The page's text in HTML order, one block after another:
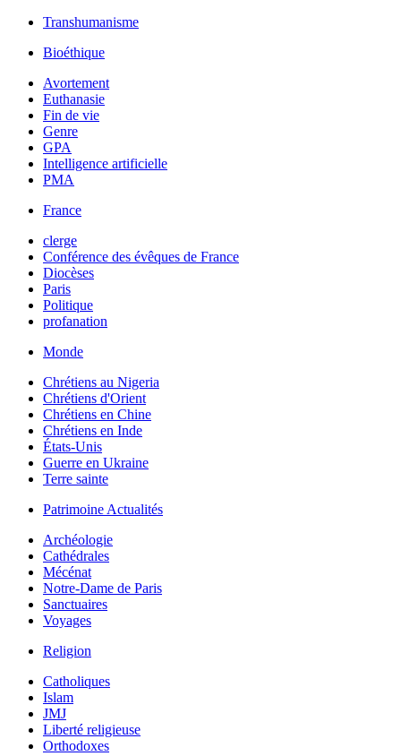
Transhumanisme
Bioéthique
Avortement
Euthanasie
Fin de vie
Genre
GPA
Intelligence artificielle
PMA
France
clerge
Conférence des évêques de France
Diocèses
Paris
Politique
profanation
Monde
Chrétiens au Nigeria
Chrétiens d'Orient
Chrétiens en Chine
Chrétiens en Inde
États-Unis
Guerre en Ukraine
Terre sainte
Patrimoine Actualités
Archéologie
Cathédrales
Mécénat
Notre-Dame de Paris
Sanctuaires
Voyages
Religion
Catholiques
Islam
JMJ
Liberté religieuse
Orthodoxes